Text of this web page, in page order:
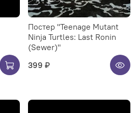
Постер "Teenage Mutant
Ninja Turtles: Last Ronin
(Sewer)"
399 ₽